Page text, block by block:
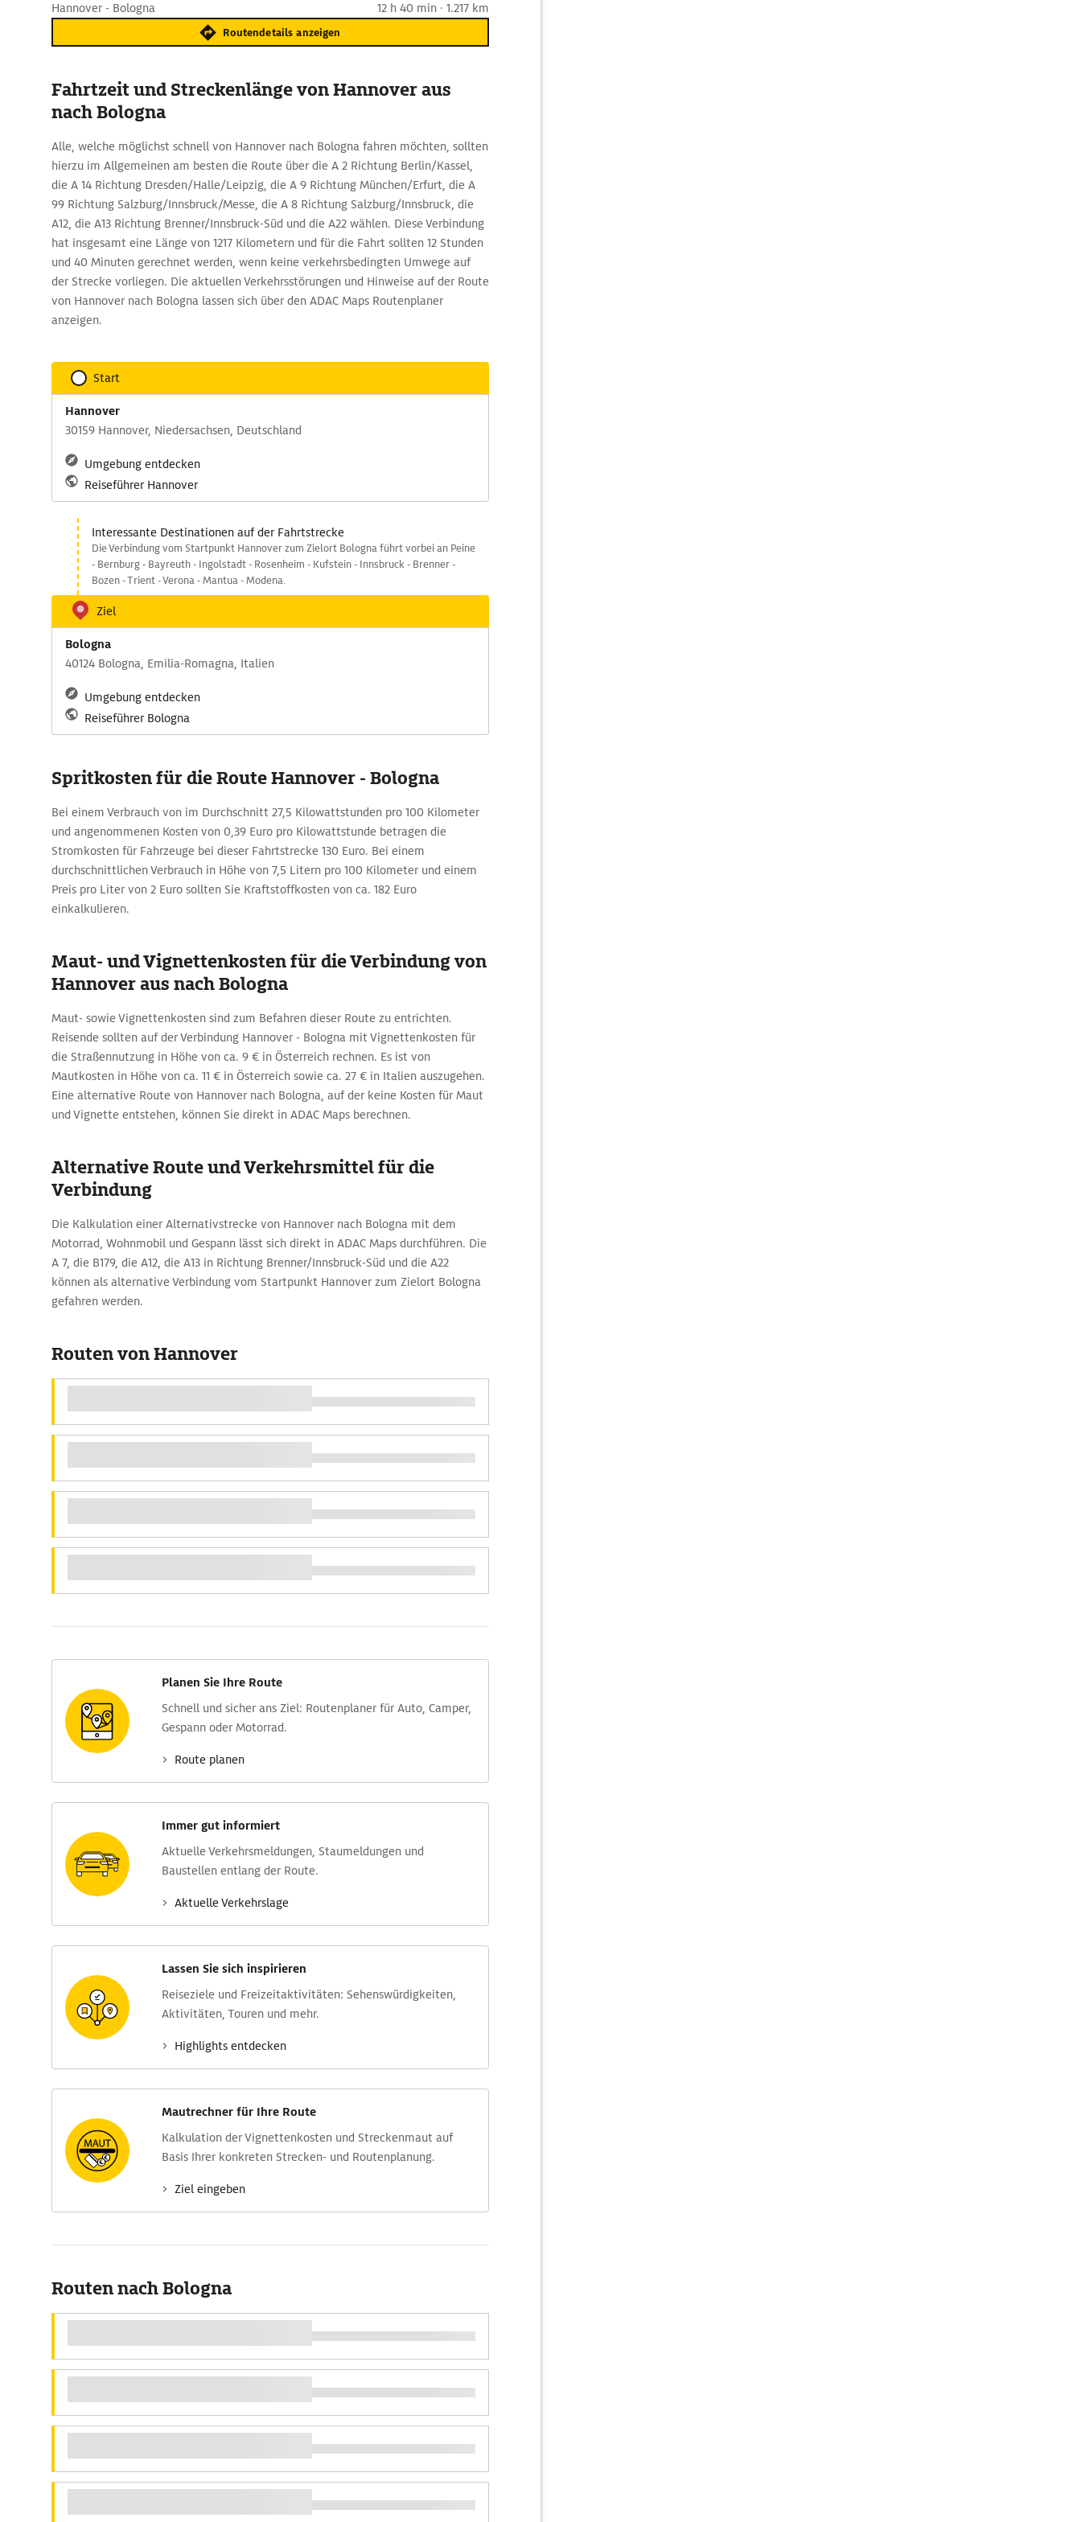
Hannover - Bologna 12 h 40 min · 1.217 km
Routendetails anzeigen
Fahrtzeit und Streckenlänge von Hannover aus
nach Bologna
Alle, welche möglichst schnell von Hannover nach Bologna fahren möchten, sollten
hierzu im Allgemeinen am besten die Route über die A 2 Richtung Berlin/Kassel,
die A 14 Richtung Dresden/Halle/Leipzig, die A 9 Richtung München/Erfurt, die A
99 Richtung Salzburg/Innsbruck/Messe, die A 8 Richtung Salzburg/Innsbruck, die
A12, die A13 Richtung Brenner/Innsbruck-Süd und die A22 wählen. Diese Verbindung
hat insgesamt eine Länge von 1217 Kilometern und für die Fahrt sollten 12 Stunden
und 40 Minuten gerechnet werden, wenn keine verkehrsbedingten Umwege auf
der Strecke vorliegen. Die aktuellen Verkehrsstörungen und Hinweise auf der Route
von Hannover nach Bologna lassen sich über den ADAC Maps Routenplaner
anzeigen.
Start
Hannover
30159 Hannover, Niedersachsen, Deutschland
Umgebung entdecken
Reiseführer Hannover
Interessante Destinationen auf der Fahrtstrecke
Die Verbindung vom Startpunkt Hannover zum Zielort Bologna führt vorbei an Peine
- Bernburg - Bayreuth - Ingolstadt - Rosenheim - Kufstein - Innsbruck - Brenner -
Bozen - Trient - Verona - Mantua - Modena.
Ziel
Bologna
40124 Bologna, Emilia-Romagna, Italien
Umgebung entdecken
Reiseführer Bologna
Spritkosten für die Route Hannover - Bologna
Bei einem Verbrauch von im Durchschnitt 27,5 Kilowattstunden pro 100 Kilometer
und angenommenen Kosten von 0,39 Euro pro Kilowattstunde betragen die
Stromkosten für Fahrzeuge bei dieser Fahrtstrecke 130 Euro. Bei einem
durchschnittlichen Verbrauch in Höhe von 7,5 Litern pro 100 Kilometer und einem
Preis pro Liter von 2 Euro sollten Sie Kraftstoffkosten von ca. 182 Euro
einkalkulieren.
Maut- und Vignettenkosten für die Verbindung von
Hannover aus nach Bologna
Maut- sowie Vignettenkosten sind zum Befahren dieser Route zu entrichten.
Reisende sollten auf der Verbindung Hannover - Bologna mit Vignettenkosten für
die Straßennutzung in Höhe von ca. 9 € in Österreich rechnen. Es ist von
Mautkosten in Höhe von ca. 11 € in Österreich sowie ca. 27 € in Italien auszugehen.
Eine alternative Route von Hannover nach Bologna, auf der keine Kosten für Maut
und Vignette entstehen, können Sie direkt in ADAC Maps berechnen.
Alternative Route und Verkehrsmittel für die
Verbindung
Die Kalkulation einer Alternativstrecke von Hannover nach Bologna mit dem
Motorrad, Wohnmobil und Gespann lässt sich direkt in ADAC Maps durchführen. Die
A 7, die B179, die A12, die A13 in Richtung Brenner/Innsbruck-Süd und die A22
können als alternative Verbindung vom Startpunkt Hannover zum Zielort Bologna
gefahren werden.
Routen von Hannover
Planen Sie Ihre Route
Schnell und sicher ans Ziel: Routen­planer für Auto, Camper,
Gespann oder Motorrad.
Route planen
Immer gut informiert
Aktuelle Verkehrs­meldungen, Stau­meldungen und
Baustellen entlang der Route.
Aktuelle Verkehrs­lage
Lassen Sie sich inspirieren
Reise­ziele und Freizeit­aktivitäten: Sehens­würdig­keiten,
Aktivitäten, Touren und mehr.
Highlights entdecken
Mautrechner für Ihre Route
Kalkulation der Vignettenkosten und Streckenmaut auf
Basis Ihrer konkreten Strecken- und Routenplanung.
Ziel eingeben
Routen nach Bologna